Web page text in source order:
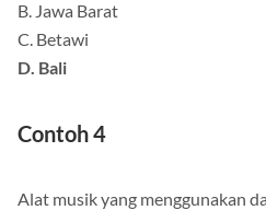
B. Jawa Barat
C. Betawi
D. Bali
Contoh 4
Alat musik yang menggunakan